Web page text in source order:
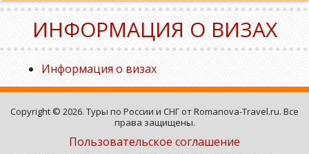
ИНФОРМАЦИЯ О ВИЗАХ
Информация о визах
Copyright © 2026. Туры по России и СНГ от Romanova-Travel.ru. Все
права защищены.
Пользовательское соглашение